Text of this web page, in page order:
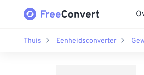
Thuis Eenheidsconverter